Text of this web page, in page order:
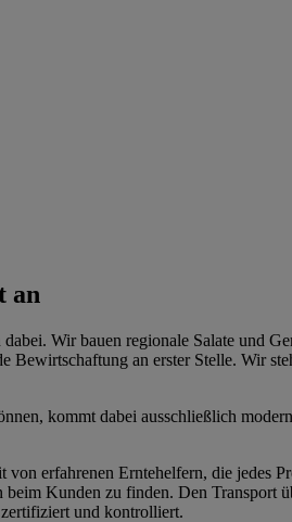
an
Wir bauen regionale Salate und
Bewirtschaftung an erster Stelle. Wir
kommt dabei ausschließlich
erfahrenen Erntehelfern, die jedes
Kunden zu finden. Den Transport
und kontrolliert.